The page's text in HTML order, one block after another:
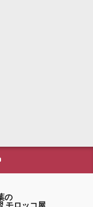
の
モロッコ屋